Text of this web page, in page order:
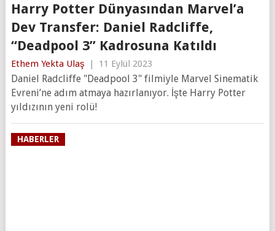
Harry Potter Dünyasından Marvel’a
Dev Transfer: Daniel Radcliffe,
“Deadpool 3” Kadrosuna Katıldı
Ethem Yekta Ulaş | 11 Eylül 2023
Daniel Radcliffe "Deadpool 3" filmiyle Marvel Sinematik
Evreni’ne adım atmaya hazırlanıyor. İşte Harry Potter
yıldızının yeni rolü!
HABERLER